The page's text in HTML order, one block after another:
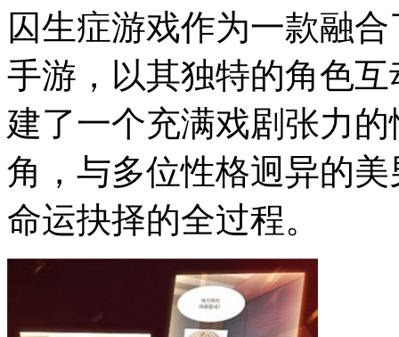
囚生症游戏作为一款融
手游，以其独特的角色
建了一个充满戏剧张力
角，与多位性格迥异的
命运抉择的全过程。